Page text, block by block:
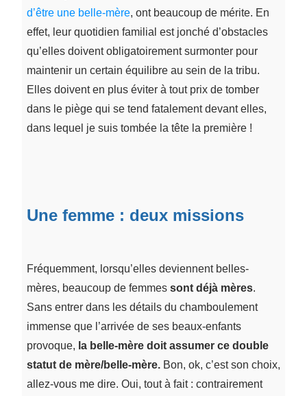
d’être une belle-mère, ont beaucoup de mérite. En
effet, leur quotidien familial est jonché d’obstacles
qu’elles doivent obligatoirement surmonter pour
maintenir un certain équilibre au sein de la tribu.
Elles doivent en plus éviter à tout prix de tomber
dans le piège qui se tend fatalement devant elles,
dans lequel je suis tombée la tête la première !
Une femme : deux missions
Fréquemment, lorsqu’elles deviennent belles-
mères, beaucoup de femmes sont déjà mères.
Sans entrer dans les détails du chamboulement
immense que l’arrivée de ses beaux-enfants
provoque, la belle-mère doit assumer ce double
statut de mère/belle-mère.Bon, ok, c’est son choix,
allez-vous me dire. Oui, tout à fait : contrairement